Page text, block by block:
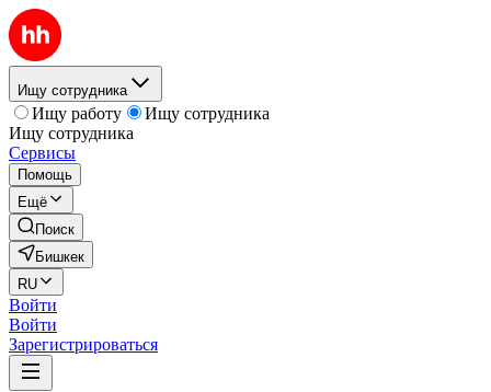
Ищу сотрудника
Ищу работу
Ищу сотрудника
Ищу сотрудника
Сервисы
Помощь
Ещё
Поиск
Бишкек
RU
Войти
Войти
Зарегистрироваться